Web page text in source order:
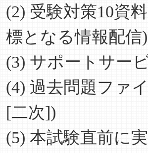
(2) 受験対策10資
標となる情報配信)
(3) サポートサー
(4) 過去問題ファ
[二次])
(5) 本試験直前に